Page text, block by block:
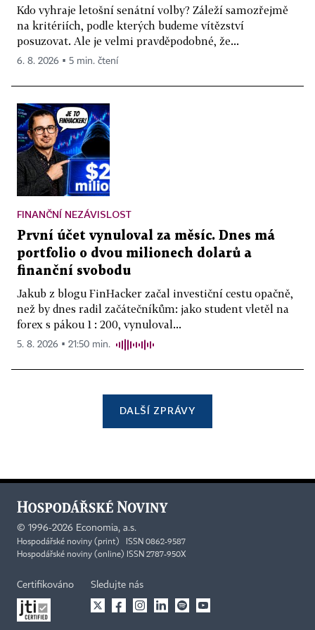
Kdo vyhraje letošní senátní volby? Záleží samozřejmě
na kritériích, podle kterých budeme vítězství
posuzovat. Ale je velmi pravděpodobné, že...
6. 8. 2026 ▪ 5 min. čtení
FINANČNÍ NEZÁVISLOST
První účet vynuloval za měsíc. Dnes má
portfolio o dvou milionech dolarů a
finanční svobodu
Jakub z blogu FinHacker začal investiční cestu opačně,
než by dnes radil začátečníkům: jako student vletěl na
forex s pákou 1 : 200, vynuloval...
5. 8. 2026 ▪ 21:50 min.
DALŠÍ ZPRÁVY
© 1996-2026 Economia, a.s.
Hospodářské noviny (print) ISSN 0862-9587
Hospodářské noviny (online) ISSN 2787-950X
Certifikováno Sledujte nás